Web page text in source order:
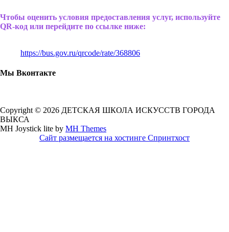
Чтобы оценить условия предоставления услуг, используйте
QR-код или перейдите по ссылке ниже:
https://bus.gov.ru/qrcode/rate/368806
Мы Вконтакте
Copyright © 2026 ДЕТСКАЯ ШКОЛА ИСКУССТВ ГОРОДА
ВЫКСА
MH Joystick lite by MH Themes
Сайт размещается на хостинге Спринтхост